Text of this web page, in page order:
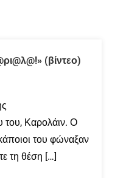
(βίντεο)
του, Καρολάιν. Ο
του φώναξαν
τη θέση […]